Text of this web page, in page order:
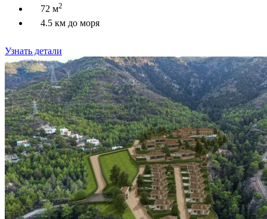
72 м2
4.5 км до моря
Узнать детали